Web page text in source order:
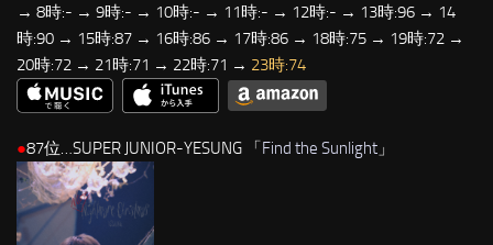
→ 8時:- → 9時:- → 10時:- → 11時:- → 12時:- → 13時:96 → 14
時:90 → 15時:87 → 16時:86 → 17時:86 → 18時:75 → 19時:72 →
20時:72 → 21時:71 → 22時:71 → 23時:74
●87位…SUPER JUNIOR-YESUNG 「Find the Sunlight 」